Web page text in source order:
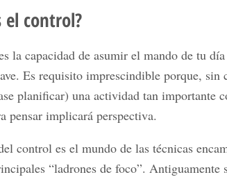
el control?
la capacidad de asumir el mando de tu
Es requisito imprescindible porque, sin
planificar) una actividad tan importante
pensar implicará perspectiva.
control es el mundo de las técnicas
“ladrones de foco”. Antiguamente